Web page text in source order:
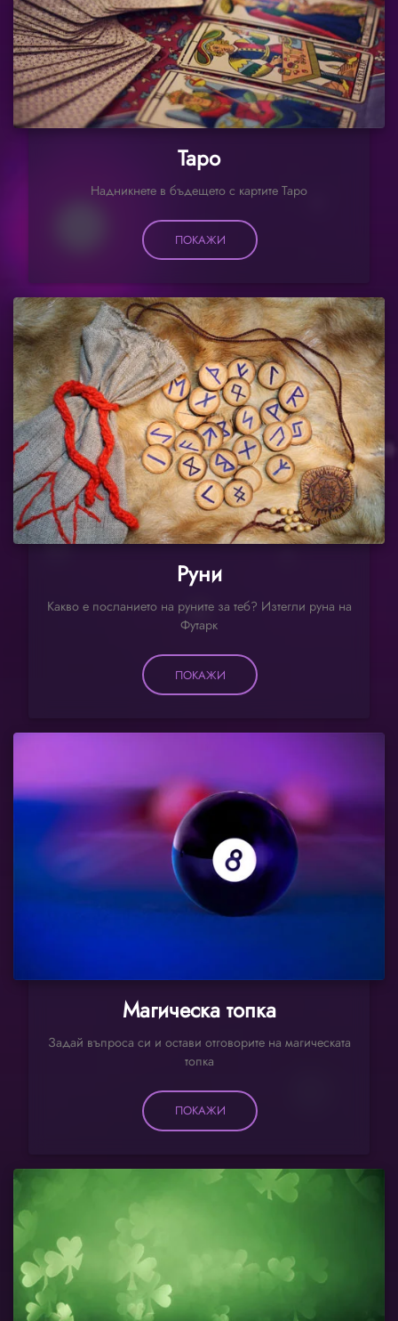
Таро
Надникнете в бъдещето с картите Таро
ПОКАЖИ
Руни
Какво е посланието на руните за теб? Изтегли руна на
Футарк
ПОКАЖИ
Магическа топка
Задай въпроса си и остави отговорите на магическата
топка
ПОКАЖИ